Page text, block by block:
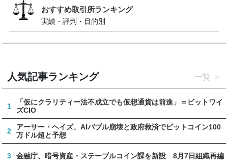
おすすめ取引所ランキング
実績・評判・目的別
人気記事ランキング 一覧
1
「仮にクラリティー法不成立でも仮想通貨は前進」＝ビットワイ
ズCIO
2
アーサー・ヘイズ、AIバブル崩壊と政府救済でビットコイン100
万ドル超と予想
3 金融庁、暗号資産・ステーブルコイン課を新設 8月7日組織再編